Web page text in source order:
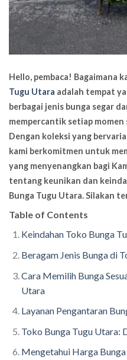
Hello, pembaca! Bagaimana
Tugu Utara adalah tempat
berbagai jenis bunga segar
mempercantik setiap momen
Dengan koleksi yang
kami berkomitmen untuk
yang menyenangkan bagi
tentang keunikan dan
Bunga Tugu Utara. Silakan
Table of Contents
Keindahan Toko Bunga
Beragam Jenis Bunga di
Cara Memilih Bunga
Utara
Layanan Pengantaran
Toko Bunga Tugu Utara:
Mengetahui Harga